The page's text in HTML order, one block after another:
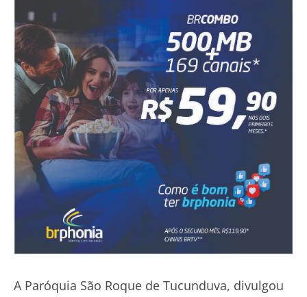
A Paróquia São Roque de Tucunduva, divulgou